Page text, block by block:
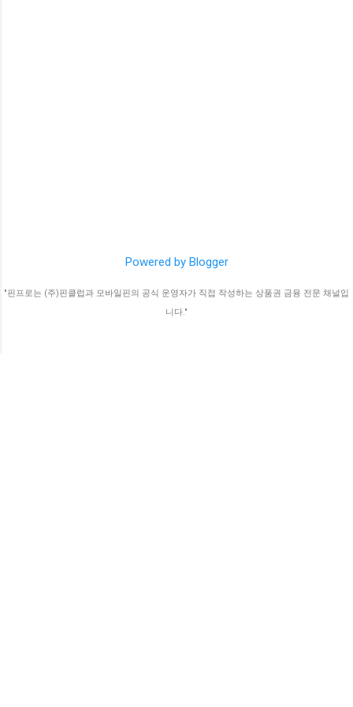
Powered by Blogger
"핀프로는 (주)핀클럽과 모바일핀의 공식 운영자가 직접 작성하는 상품권 금융 전문 채널입
니다."